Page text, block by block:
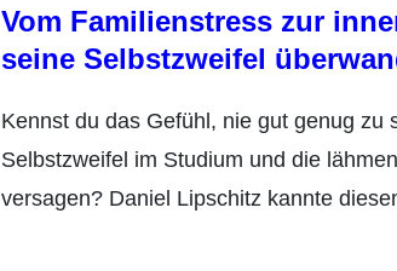
Vom Familienstress zur
seine Selbstzweifel
Kennst du das Gefühl, nie gut genug zu sein? Ständiger Druck von der Familie,
Selbstzweifel im Studium und die
versagen? Daniel Lipschitz kannte